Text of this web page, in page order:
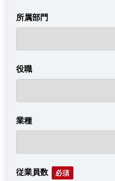
所属部門
役職
業種
従業員数